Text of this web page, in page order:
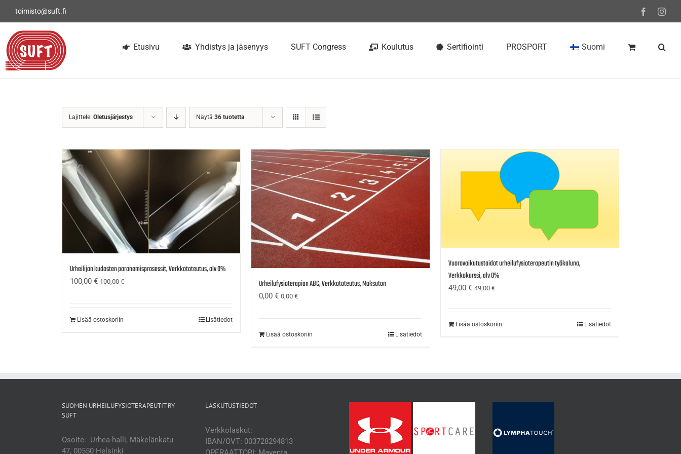
toimisto@suft.fi Facebook
Etusivu Yhdistys ja jäsenyys SUFT Congress Koulutus Sertifiointi PROSPORT Suomi
Lajittele: Oletusjärjestys Näytä 36 tuotetta
Urheilijan kudosten paranemisprosessit, Verkkototeutus, alv 0%
100,00 € 100,00 €
Lisää ostoskoriin Lisätiedot
Urheilufysioterapian ABC, Verkkototeutus, Maksuton
0,00€ 0,00€
Lisää ostoskoriin Lisätiedot
Vuorovaikutustaidot urheilufysioterapeutin työkaluna,
Verkkokurssi, alv 0%
49,00 € 49,00 €
Lisää ostoskoriin Lisätiedot
SUOMEN URHEILUFYSIOTERAPEUTIT RY
SUFT
Osoite: Urhea-halli, Mäkelänkatu
47, 00550 Helsinki
LASKUTUSTIEDOT
Verkkolaskut:
IBAN/OVT: 003728294813